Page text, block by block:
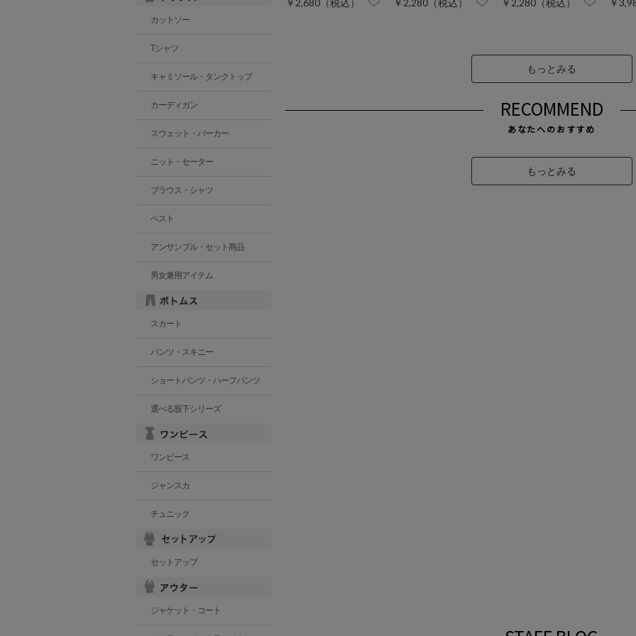
￥2,680（税込） ￥2,280（税込） ￥2,280（税込） ￥
もっとみる
RECOMMEND
あなたへのおすすめ
もっとみる
カットソー
Tシャツ
キャミソール・タンクトップ
カーディガン
スウェット・パーカー
ニット・セーター
ブラウス・シャツ
ベスト
アンサンブル・セット商品
男女兼用アイテム
スカート
パンツ・スキニー
ショートパンツ・ハーフパンツ
選べる股下シリーズ
ワンピース
ジャンスカ
チュニック
セットアップ
ジャケット・コート